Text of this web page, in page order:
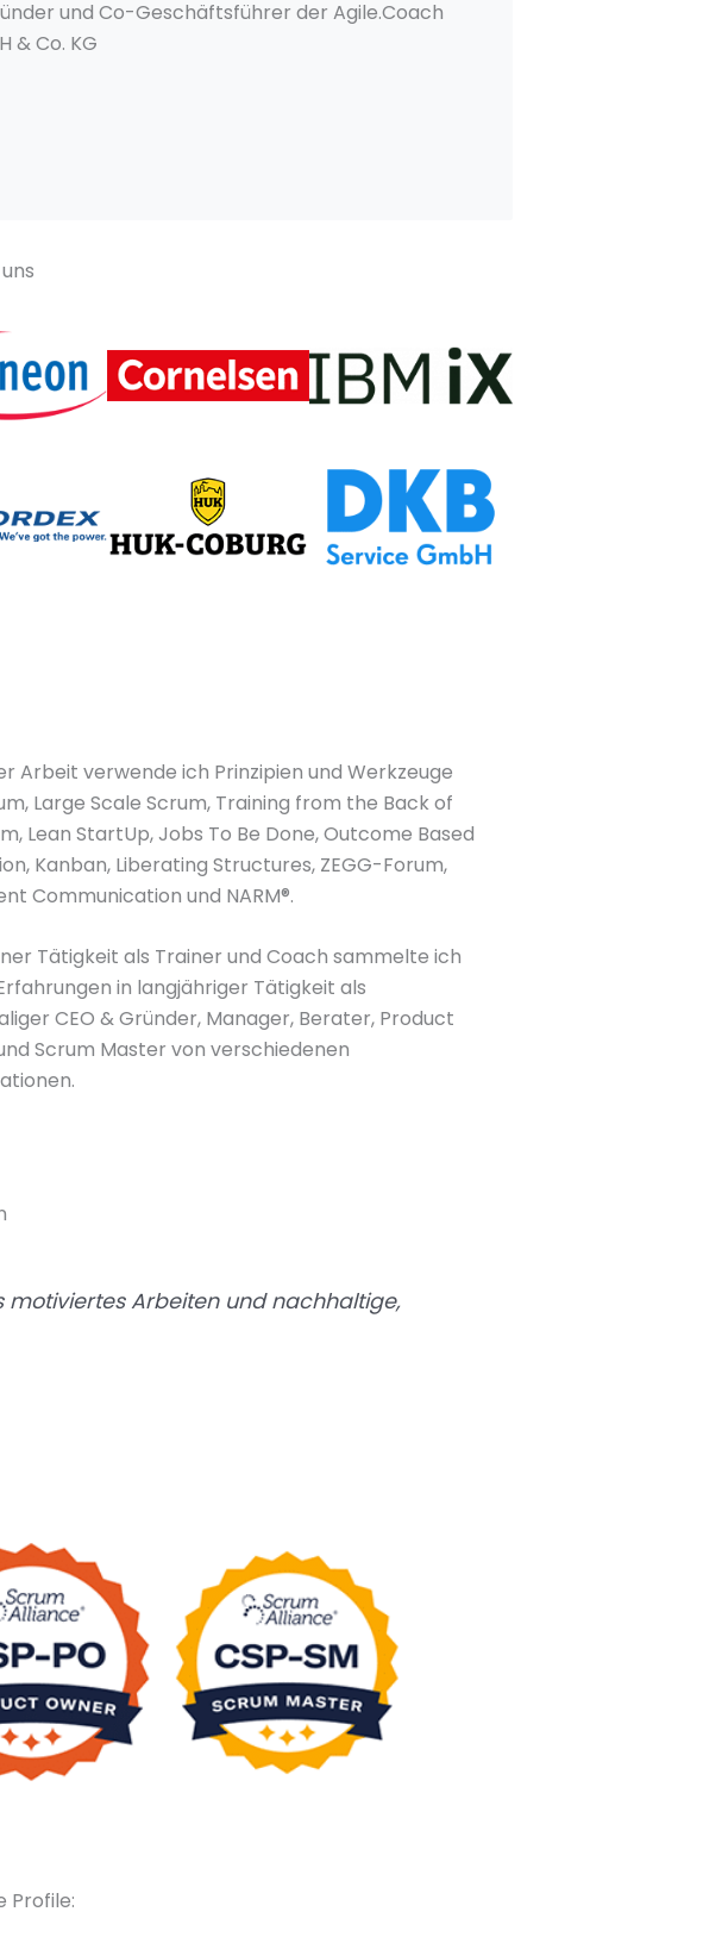
und Co-Geschäftsführer der Agile.Coach
& Co. KG
Arbeit verwende ich Prinzipien und Werkzeuge
Large Scale Scrum, Training from the Back of
Lean StartUp, Jobs To Be Done, Outcome Based
Kanban, Liberating Structures, ZEGG-Forum,
Communication und NARM®.
Tätigkeit als Trainer und Coach sammelte ich
in langjähriger Tätigkeit als
CEO & Gründer, Manager, Berater, Product
Scrum Master von verschiedenen
motiviertes Arbeiten und nachhaltige,
Profile: